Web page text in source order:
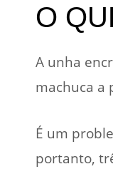
O
A unha
machuca a
É um
portanto,